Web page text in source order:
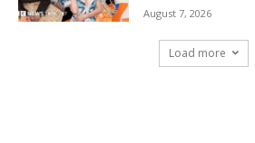
August 7, 2026
Load more